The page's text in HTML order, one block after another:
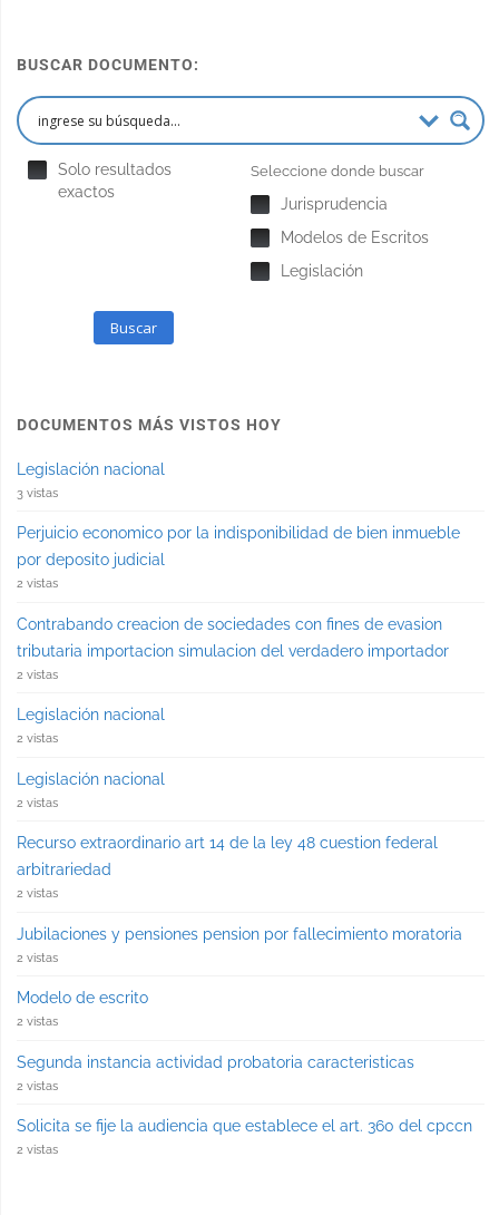
BUSCAR DOCUMENTO:
Solo resultados
exactos
Seleccione donde buscar
Jurisprudencia
Modelos de Escritos
Legislación
Buscar
DOCUMENTOS MÁS VISTOS HOY
Legislación nacional
3 vistas
Perjuicio economico por la indisponibilidad de bien inmueble
por deposito judicial
2 vistas
Contrabando creacion de sociedades con fines de evasion
tributaria importacion simulacion del verdadero importador
2 vistas
Legislación nacional
2 vistas
Legislación nacional
2 vistas
Recurso extraordinario art 14 de la ley 48 cuestion federal
arbitrariedad
2 vistas
Jubilaciones y pensiones pension por fallecimiento moratoria
2 vistas
Modelo de escrito
2 vistas
Segunda instancia actividad probatoria caracteristicas
2 vistas
Solicita se fije la audiencia que establece el art. 360 del cpccn
2 vistas